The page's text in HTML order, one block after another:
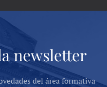
newsletter
del área formativa